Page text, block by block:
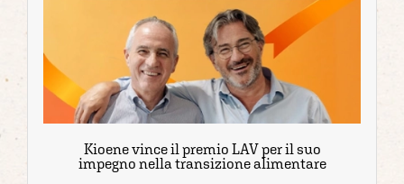
Kioene vince il premio LAV per il suo
impegno nella transizione alimentare